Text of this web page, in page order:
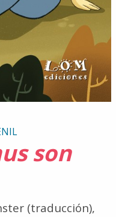
son
(traducción),